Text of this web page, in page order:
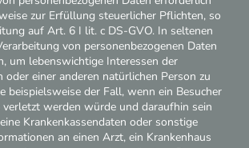
zur Erfüllung steuerlicher Pflichten, so
auf Art. 6 I lit. c DS-GVO. In seltenen
von personenbezogenen Daten
um lebenswichtige Interessen der
oder einer anderen natürlichen Person zu
beispielsweise der Fall, wenn ein Besucher
verletzt werden würde und daraufhin sein
Krankenkassendaten oder sonstige
an einen Arzt, ein Krankenhaus